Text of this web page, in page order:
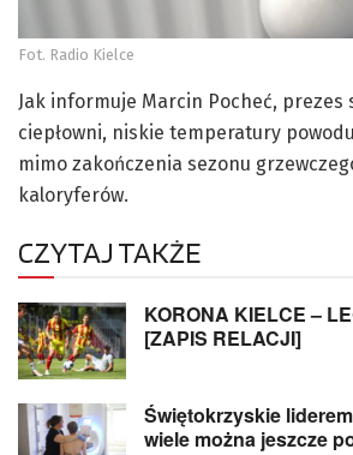
Fot. Radio Kielce
Jak informuje Marcin Pocheć, prezes
ciepłowni, niskie temperatury
mimo zakończenia sezonu
kaloryferów.
CZYTAJ TAKŻE
KORONA KIELCE –
[ZAPIS RELACJI]
Świętokrzyskie
wiele można jeszcze